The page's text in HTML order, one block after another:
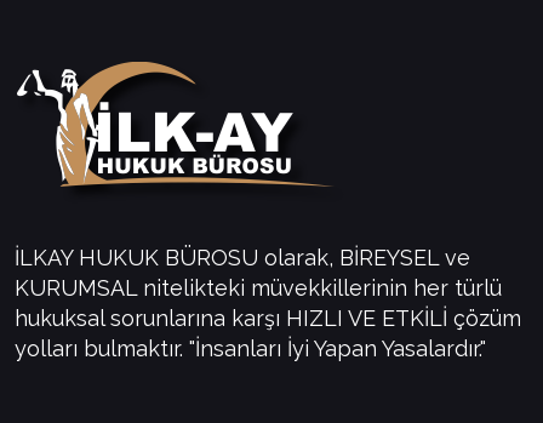
İLKAY HUKUK BÜROSU olarak, BİREYSEL ve
KURUMSAL nitelikteki müvekkillerinin her türlü
hukuksal sorunlarına karşı HIZLI VE ETKİLİ çözüm
yolları bulmaktır. "İnsanları İyi Yapan Yasalardır."